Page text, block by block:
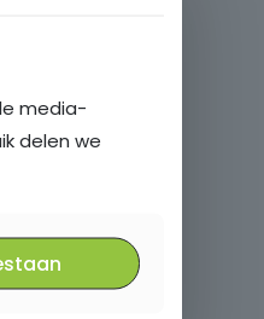
media-
delen we